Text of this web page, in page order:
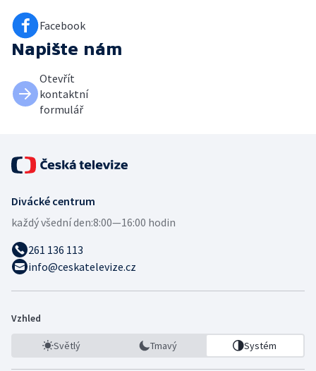
Facebook
Napište nám
Otevřít
kontaktní
formulář
Divácké centrum
každý všední den:8:00—16:00 hodin
261 136 113
info@ceskatelevize.cz
Vzhled
Světlý Tmavý Systém